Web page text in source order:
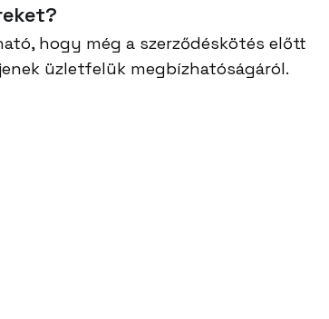
hogy még a szerződéskötés előtt
üzletfelük megbízhatóságáról.